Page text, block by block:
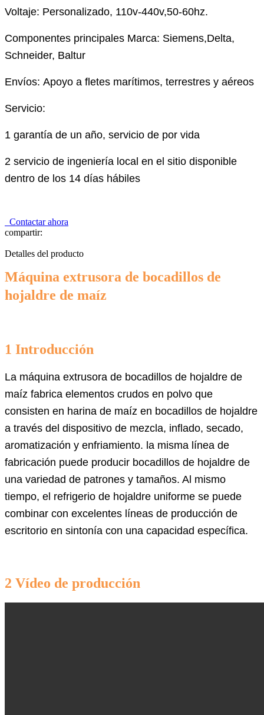
Voltaje: Personalizado, 110v-440v,50-60hz.
Componentes principales Marca: Siemens,Delta,
Schneider, Baltur
Envíos: Apoyo a fletes marítimos, terrestres y aéreos
Servicio:
1 garantía de un año, servicio de por vida
2 servicio de ingeniería local en el sitio disponible
dentro de los 14 días hábiles
Contactar ahora
compartir:
Detalles del producto
Máquina extrusora de bocadillos de
hojaldre de maíz
1 Introducción
La máquina extrusora de bocadillos de hojaldre de
maíz fabrica elementos crudos en polvo que
consisten en harina de maíz en bocadillos de hojaldre
a través del dispositivo de mezcla, inflado, secado,
aromatización y enfriamiento. la misma línea de
fabricación puede producir bocadillos de hojaldre de
una variedad de patrones y tamaños. Al mismo
tiempo, el refrigerio de hojaldre uniforme se puede
combinar con excelentes líneas de producción de
escritorio en sintonía con una capacidad específica.
2 Vídeo de producción